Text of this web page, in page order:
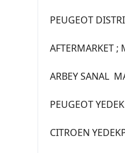
PEUGEOT
AFTERMARKET ;
ARBEY SANAL
PEUGEOT
CITROEN